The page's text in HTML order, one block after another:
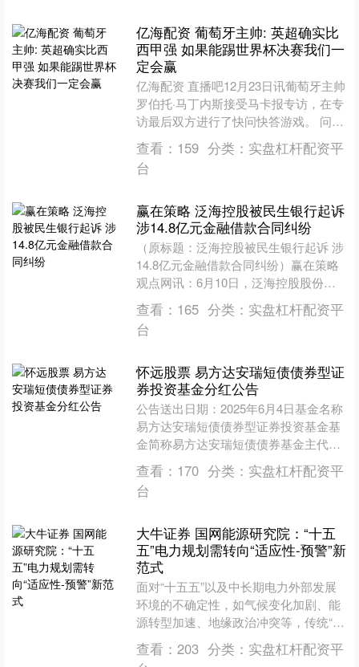
亿海配资 葡萄牙主帅: 英超确实比
西甲强 如果能踢世界杯决赛我们一
定会赢
亿海配资 直播吧12月23日讯葡萄牙主帅
罗伯托·马丁内斯接受马卡报专访，在专
访最后双方进行了快问快答游戏。 问：
若佩佩保持状态，能参加这届世界杯
吗？ 答：我认为....
查看： 159 分类： 实盘杠杆配资平
台
赢在策略 泛海控股被民生银行起诉
涉14.8亿元金融借款合同纠纷
（原标题：泛海控股被民生银行起诉 涉
14.8亿元金融借款合同纠纷）赢在策略
观点网讯：6月10日，泛海控股股份有
限公司发公告表示，公司因未按合同履
行还款义务，涉....
查看： 165 分类： 实盘杠杆配资平
台
怀远股票 易方达安瑞短债债券型证
券投资基金分红公告
公告送出日期：2025年6月4日基金名称
易方达安瑞短债债券型证券投资基金基
金简称易方达安瑞短债债券基金主代码
006319基金合同生效日2018年11月14日
基金....
查看： 170 分类： 实盘杠杆配资平
台
大牛证券 国网能源研究院：“十五
五”电力规划需转向“适应性-预警”新
范式
面对“十五五”以及中长期电力外部发展
环境的不确定性，如气候变化加剧、能
源转型加速、地缘政治冲突等，传统“预
测-落实”电力规划范式适应性不足的问
题日益凸显。国网能....
查看： 203 分类： 实盘杠杆配资平